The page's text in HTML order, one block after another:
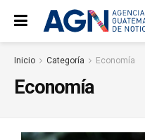
Inicio Categoría Economía
Economía